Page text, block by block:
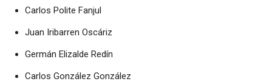
Carlos Polite Fanjul
Juan Iribarren Oscáriz
Germán Elizalde Redín
Carlos González González